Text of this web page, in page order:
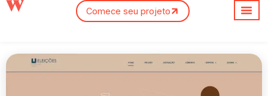
Comece seu projeto